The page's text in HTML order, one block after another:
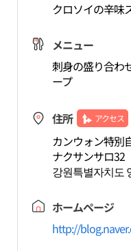
クロソイの辛味
メニュー
刺身の盛り合わ
ープ
住所 アクセス
カンウォン特別
ナクサンサロ32
강원특별자치도
ホームページ
http://